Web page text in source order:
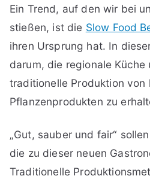
Ein Trend, auf den wir bei
stießen, ist die Slow Food
ihren Ursprung hat. In
darum, die regionale Küche
traditionelle Produktion von
Pflanzenprodukten zu
„Gut, sauber und fair“
die zu dieser neuen
Traditionelle